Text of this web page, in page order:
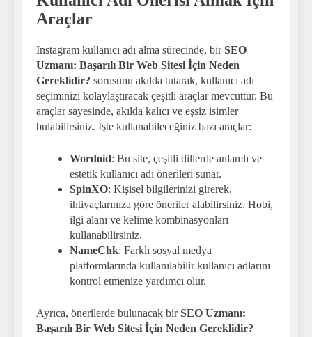
Araçlar
Instagram kullanıcı adı alma sürecinde, birSEO
Uzmanı: Başarılı Bir Web Sitesi İçin Neden
Gereklidir? sorusunu akılda tutarak, kullanıcı adı
seçiminizi kolaylaştıracak çeşitli araçlar mevcuttur. Bu
araçlar sayesinde, akılda kalıcı ve eşsiz isimler
bulabilirsiniz. İşte kullanabileceğiniz bazı araçlar:
Wordoid: Bu site, çeşitli dillerde anlamlı ve
estetik kullanıcı adı önerileri sunar.
SpinXO: Kişisel bilgilerinizi girerek,
ihtiyaçlarınıza göre öneriler alabilirsiniz. Hobi,
ilgi alanı ve kelime kombinasyonları
kullanabilirsiniz.
NameChk: Farklı sosyal medya
platformlarında kullanılabilir kullanıcı adlarını
kontrol etmenize yardımcı olur.
Ayrıca, önerilerde bulunacak birSEO Uzmanı:
Başarılı Bir Web Sitesi İçin Neden Gereklidir?